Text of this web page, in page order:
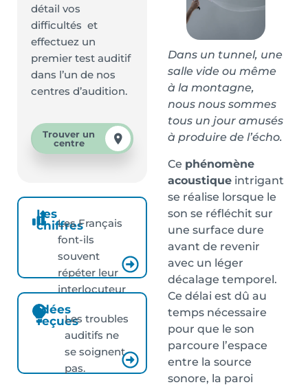
détail vos
difficultés et
effectuez un
premier test auditif
dans l’un de nos
centres d’audition.
Trouver un
centre
Les
chiffres
Les Français
font-ils
souvent
répéter leur
interlocuteur
?
Idées
reçuesLes troubles
auditifs ne
se soignent
pas.
Dans un tunnel, une
salle vide ou même
à la montagne,
nous nous sommes
tous un jour amusés
à produire de l’écho.
Ce phénomène
acoustique intrigant
se réalise lorsque le
son se réfléchit sur
une surface dure
avant de revenir
avec un léger
décalage temporel.
Ce délai est dû au
temps nécessaire
pour que le son
parcoure l’espace
entre la source
sonore, la paroi